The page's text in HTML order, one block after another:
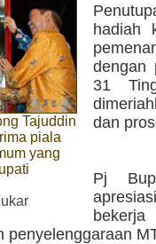
Tajuddin
piala
yang
hadiah
dengan
31
dan
Pj
penyelenggaraan